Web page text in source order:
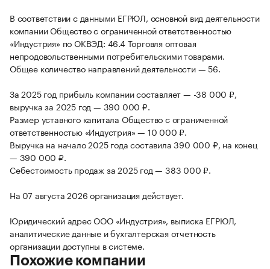
В соответствии с данными ЕГРЮЛ, основной вид деятельности
компании Общество с ограниченной ответственностью
«Индустрия» по ОКВЭД: 46.4 Торговля оптовая
непродовольственными потребительскими товарами.
Общее количество направлений деятельности — 56.
За 2025 год прибыль компании составляет — -38 000 ₽,
выручка за 2025 год — 390 000 ₽.
Размер уставного капитала Общество с ограниченной
ответственностью «Индустрия» — 10 000 ₽.
Выручка на начало 2025 года составила 390 000 ₽, на конец
— 390 000 ₽.
Себестоимость продаж за 2025 год — 383 000 ₽.
На 07 августа 2026 организация действует.
Юридический адрес ООО «Индустрия», выписка ЕГРЮЛ,
аналитические данные и бухгалтерская отчетность
организации доступны в системе.
Похожие компании